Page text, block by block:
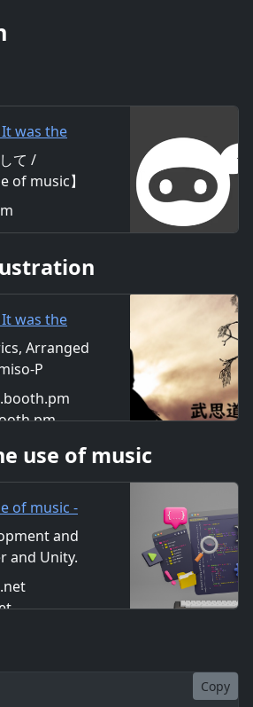
was the
- feat. 神
- feat.
て /
of music】
terms/musi
：
Sing：
て 永遠を詠
花は誰ぞを
は肌を裂い
身体の熱奪
か存在れぬ
は奇怪な間
へ」 月影に
was the
- feat. 神
- feat.
ねっと
Arranged
P
use of music
of music -
Flutter,
and
and Unity.
on music
by the
for
Copy